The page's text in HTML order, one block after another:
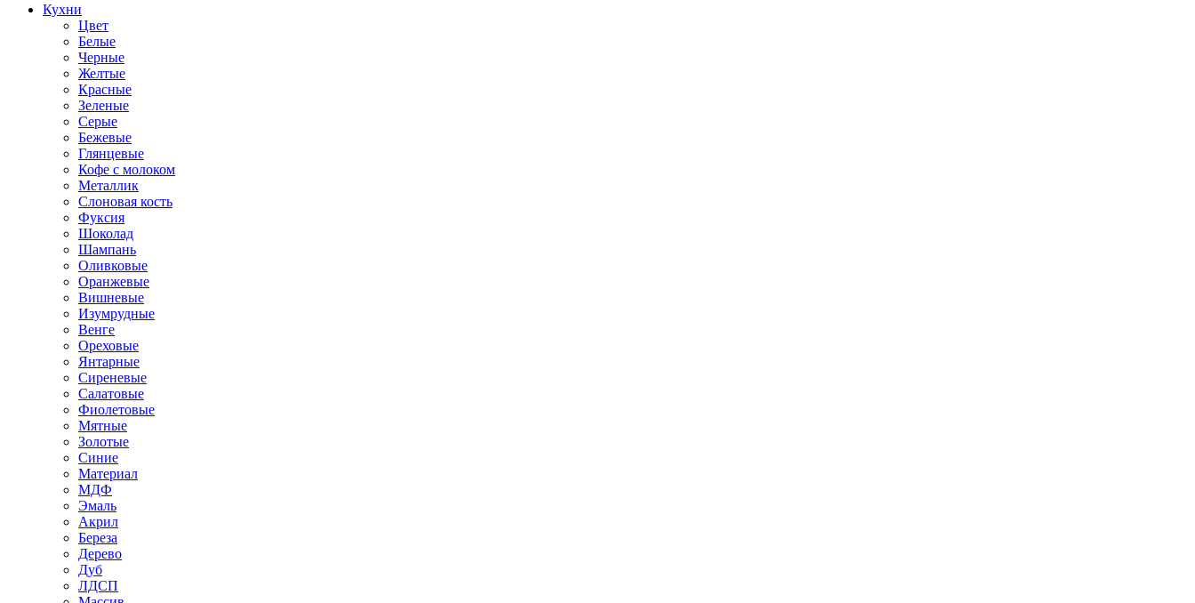
Кухни
Цвет
Белые
Черные
Желтые
Красные
Зеленые
Серые
Бежевые
Глянцевые
Кофе с молоком
Металлик
Слоновая кость
Фуксия
Шоколад
Шампань
Оливковые
Оранжевые
Вишневые
Изумрудные
Венге
Ореховые
Янтарные
Сиреневые
Салатовые
Фиолетовые
Мятные
Золотые
Синие
Материал
МДФ
Эмаль
Акрил
Береза
Дерево
Дуб
ЛДСП